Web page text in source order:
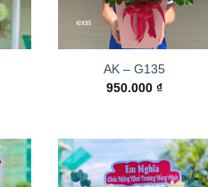
AK – G135
950.000 ₫